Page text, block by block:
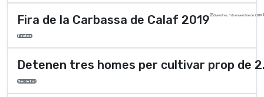
Fira de la Carbassa de Calaf 2019 divendres, 1 de novembre de 2019
Festes
Detenen tres homes per cultivar prop de
Societat